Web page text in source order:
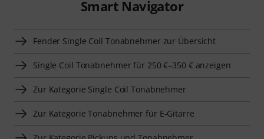
Smart Navigator
Fender Single Coil Tonabnehmer zur Übersicht
Single Coil Tonabnehmer für 250 €–350 € anzeigen
Zur Kategorie Single Coil Tonabnehmer
Zur Kategorie Tonabnehmer für E-Gitarre